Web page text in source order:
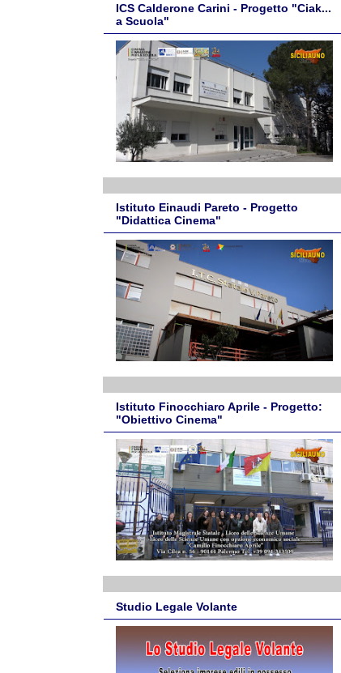
ICS Calderone Carini - Progetto "Ciak...
a Scuola"
Istituto Einaudi Pareto - Progetto
"Didattica Cinema"
Istituto Finocchiaro Aprile - Progetto:
"Obiettivo Cinema"
Studio Legale Volante